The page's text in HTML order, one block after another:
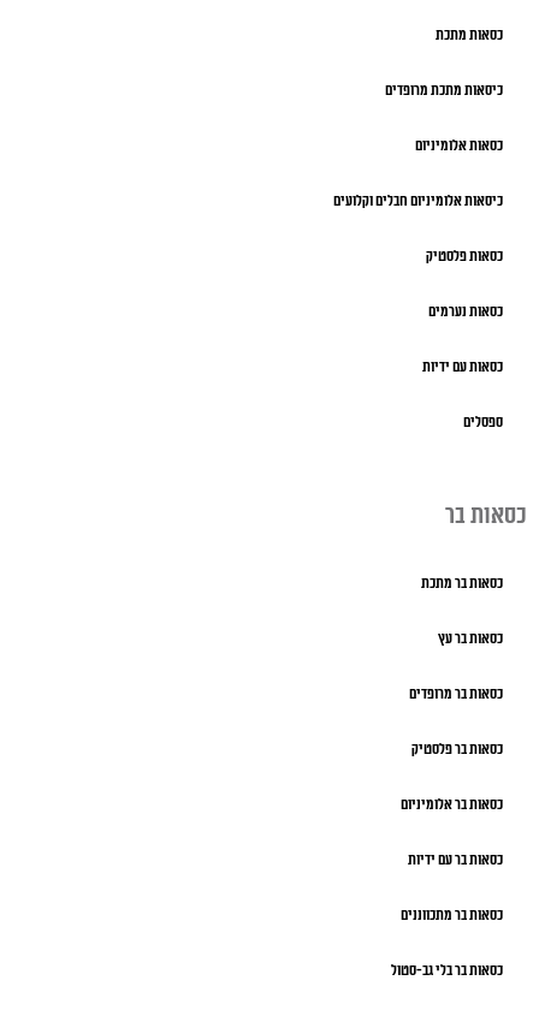
כסאות מתכת
כיסאות מתכת מרופדים
כסאות אלומיניום
כיסאות אלומיניום חבלים וקלועים
כסאות פלסטיק
כסאות נערמים
כסאות עם ידיות
ספסלים
כסאות בר
כסאות בר מתכת
כסאות בר עץ
כסאות בר מרופדים
כסאות בר פלסטיק
כסאות בר אלומיניום
כסאות בר עם ידיות
כסאות בר מתכווננים
כסאות בר בלי גב-סטול